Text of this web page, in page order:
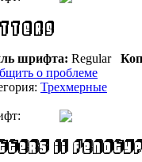
шрифта: Regular
о проблеме
Трехмерные